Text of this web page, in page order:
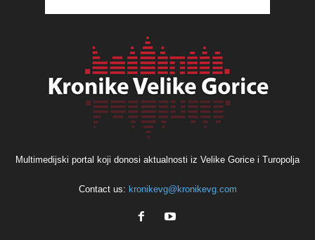
Multimedijski portal koji donosi aktualnosti iz Velike Gorice i Turopolja
Contact us: kronikevg@kronikevg.com